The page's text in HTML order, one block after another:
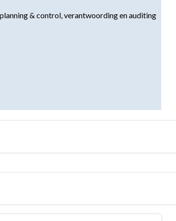
& control, verantwoording en auditing